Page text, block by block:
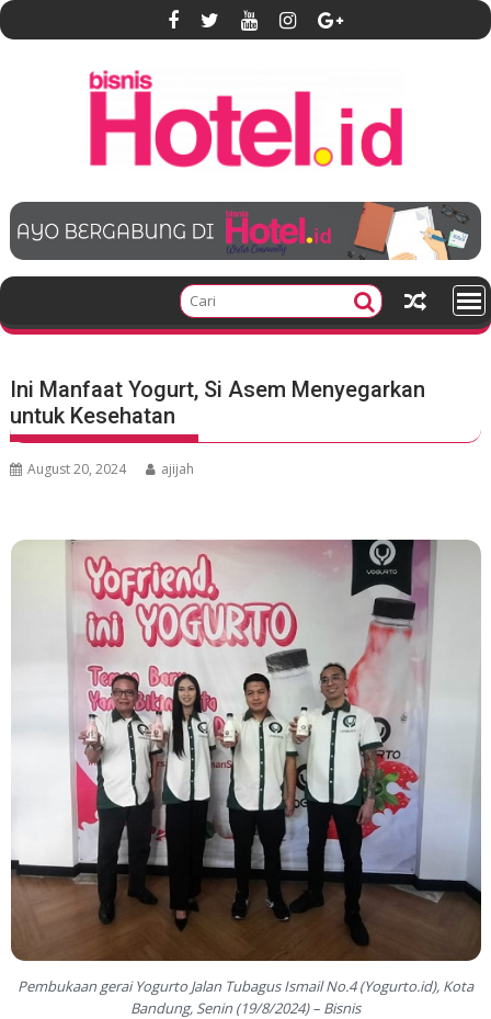
S
k
e
t
Ini Manfaat Yogurt, Si Asem Menyegarkan
untuk Kesehatan
August 20, 2024 ajijah
Pembukaan gerai Yogurto Jalan Tubagus Ismail No.4 (Yogurto.id), Kota
Bandung, Senin (19/8/2024) – Bisnis